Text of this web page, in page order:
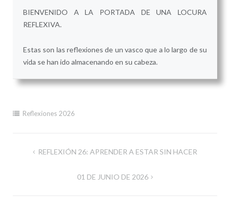
BIENVENIDO A LA PORTADA DE UNA LOCURA
REFLEXIVA.
Estas son las reflexiones de un vasco que a lo largo de su
vida se han ido almacenando en su cabeza.
Reflexiones 2026
Navegación
REFLEXIÓN 26: APRENDER A ESTAR SIN HACER
01 DE JUNIO DE 2026